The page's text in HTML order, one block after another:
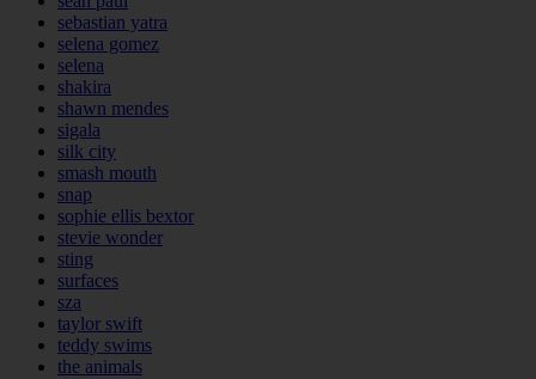
sebastian yatra
selena gomez
selena
shakira
shawn mendes
sigala
silk city
smash mouth
snap
sophie ellis bextor
stevie wonder
sting
surfaces
sza
taylor swift
teddy swims
the animals